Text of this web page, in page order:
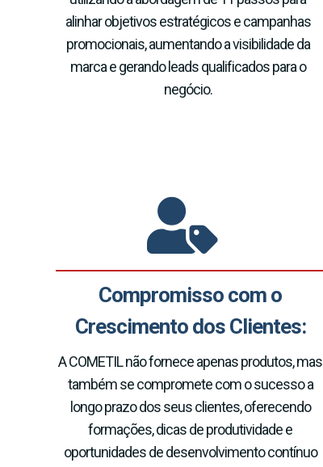
alinhar objetivos estratégicos e campanhas
promocionais, aumentando a visibilidade da
marca e gerando leads qualificados para o
negócio.
Compromisso com o
Crescimento dos Clientes:
A COMETIL não fornece apenas produtos, mas
também se compromete com o sucesso a
longo prazo dos seus clientes, oferecendo
formações, dicas de produtividade e
oportunidades de desenvolvimento contínuo